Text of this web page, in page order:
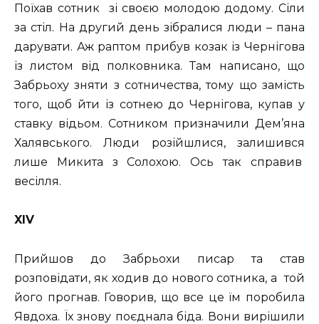
Поїхав сотник зі своєю молодою додому. Сіли
за стіл. На другий день зібралися люди – пана
дарувати. Аж раптом прибув козак із Чернігова
із листом від полковника. Там написано, що
Забрьоху зняти з сотничества, тому що замість
того, щоб йти із сотнею до Чернігова, купав у
ставку відьом. Сотником призначили Дем’яна
Халявського. Люди розійшлися, залишився
лише Микита з Солохою. Ось так справив
весілля.
XIV
Прийшов до Забрьохи писар та став
розповідати, як ходив до нового сотника, а той
його прогнав. Говорив, що все це їм поробила
Явдоха. Їх знову поєднала біда. Вони вирішили